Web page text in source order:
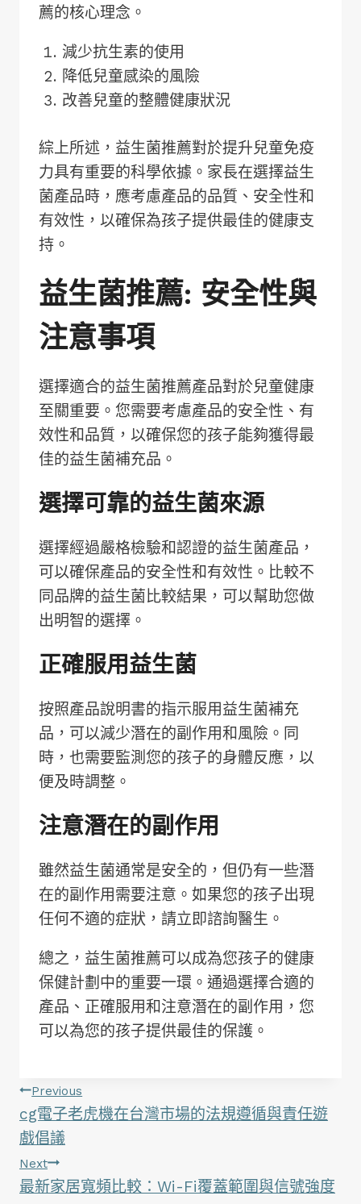
薦的核心理念。
減少抗生素的使用
降低兒童感染的風險
改善兒童的整體健康狀況
綜上所述，益生菌推薦對於提升兒童免疫
力具有重要的科學依據。家長在選擇益生
菌產品時，應考慮產品的品質、安全性和
有效性，以確保為孩子提供最佳的健康支
持。
益生菌推薦: 安全性與
注意事項
選擇適合的益生菌推薦產品對於兒童健康
至關重要。您需要考慮產品的安全性、有
效性和品質，以確保您的孩子能夠獲得最
佳的益生菌補充品。
選擇可靠的益生菌來源
選擇經過嚴格檢驗和認證的益生菌產品，
可以確保產品的安全性和有效性。比較不
同品牌的益生菌比較結果，可以幫助您做
出明智的選擇。
正確服用益生菌
按照產品說明書的指示服用益生菌補充
品，可以減少潛在的副作用和風險。同
時，也需要監測您的孩子的身體反應，以
便及時調整。
注意潛在的副作用
雖然益生菌通常是安全的，但仍有一些潛
在的副作用需要注意。如果您的孩子出現
任何不適的症狀，請立即諮詢醫生。
總之，益生菌推薦可以成為您孩子的健康
保健計劃中的重要一環。通過選擇合適的
產品、正確服用和注意潛在的副作用，您
可以為您的孩子提供最佳的保護。
文
章
導
Previous
cg電子老虎機在台灣市場的法規遵循與責任遊
戲倡議
Next
最新家居寬頻比較：Wi-Fi覆蓋範圍與信號強度